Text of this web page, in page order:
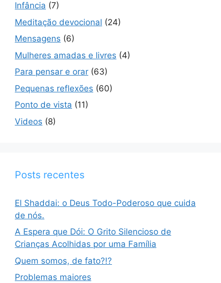
Infância (7)
Meditação devocional (24)
Mensagens (6)
Mulheres amadas e livres (4)
Para pensar e orar (63)
Pequenas reflexões (60)
Ponto de vista (11)
Videos (8)
Posts recentes
El Shaddai: o Deus Todo-Poderoso que cuida
de nós.
A Espera que Dói: O Grito Silencioso de
Crianças Acolhidas por uma Família
Quem somos, de fato?!?
Problemas maiores